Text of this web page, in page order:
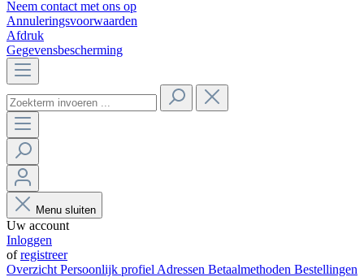
Neem contact met ons op
Annuleringsvoorwaarden
Afdruk
Gegevensbescherming
Menu sluiten
Uw account
Inloggen
ofregistreer
Overzicht Persoonlijk profiel Adressen Betaalmethoden Bestellingen